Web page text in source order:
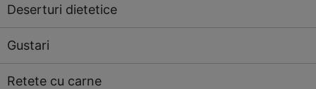
Deserturi dietetice
Gustari
Retete cu carne